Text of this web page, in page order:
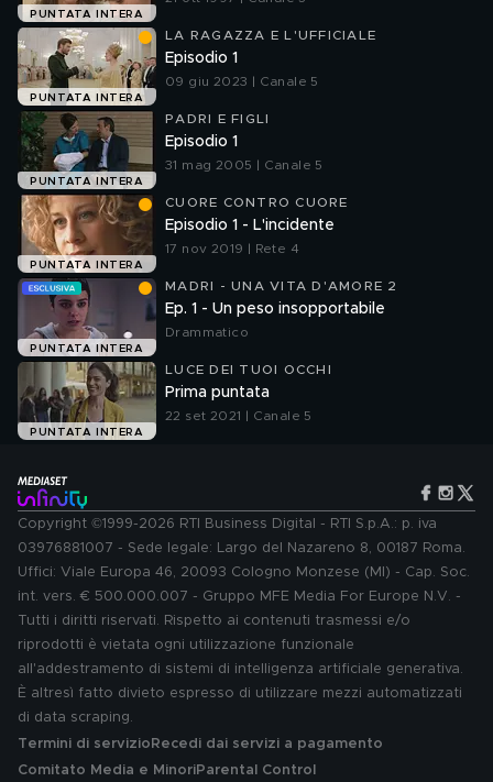
PUNTATA INTERA
PUNTATA INTERA
LA RAGAZZA E L'UFFICIALE
Episodio 1
09 giu 2023 | Canale 5
PUNTATA INTERA
PADRI E FIGLI
Episodio 1
31 mag 2005 | Canale 5
PUNTATA INTERA
CUORE CONTRO CUORE
Episodio 1 - L'incidente
17 nov 2019 | Rete 4
PUNTATA INTERA
MADRI - UNA VITA D'AMORE 2
Ep. 1 - Un peso insopportabile
Drammatico
PUNTATA INTERA
LUCE DEI TUOI OCCHI
Prima puntata
22 set 2021 | Canale 5
Copyright ©1999-2026 RTI Business Digital - RTI S.p.A.: p. iva
03976881007 - Sede legale: Largo del Nazareno 8, 00187 Roma.
Uffici: Viale Europa 46, 20093 Cologno Monzese (MI) - Cap. Soc.
int. vers. € 500.000.007 - Gruppo MFE Media For Europe N.V. -
Tutti i diritti riservati. Rispetto ai contenuti trasmessi e/o
riprodotti è vietata ogni utilizzazione funzionale
all'addestramento di sistemi di intelligenza artificiale generativa.
È altresì fatto divieto espresso di utilizzare mezzi automatizzati
di data scraping.
Termini di servizio Recedi dai servizi a pagamento
Comitato Media e MinoriParental Control